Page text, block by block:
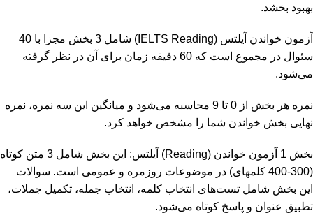
بهبود بخشد.
آزمون خواندن آیلتس (IELTS Reading) شامل 3 بخش مجزا با 40
سئوال در مجموع است که 60 دقیقه زمان برای آن در نظر گرفته
می‌شود.
نمره هر بخش از 0 تا 9 محاسبه می‌شود و میانگین این سه نمره، نمره
نهایی بخش خواندن شما را مشخص خواهد کرد.
بخش 1 آزمون خواندن (Reading) آیلتس: این بخش شامل 3 متن کوتاه
(300-400 کلمه­ای) در موضوعات روزمره و عمومی است. سوالات
این بخش شامل تست‌های انتخاب کلمه، انتخاب جمله، تکمیل جملات،
تطبیق عنوان و پاسخ کوتاه می‌شود.